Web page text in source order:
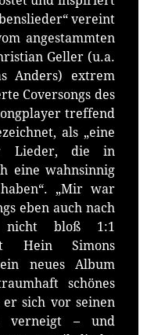
vereint
angestammten
Geller (u.a.
Anders) extrem
Coversongs des
treffend
als „eine
Lieder, die in
eine wahnsinnig
„Mir war
eben auch nach
bloß 1:1
Hein Simons
neues Album
schönes
sich vor seinen
verneigt – und